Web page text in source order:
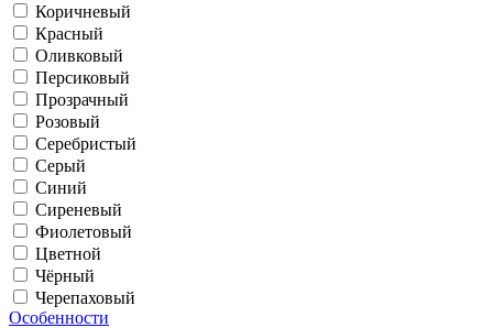
Коричневый
Красный
Оливковый
Персиковый
Прозрачный
Розовый
Серебристый
Серый
Синий
Сиреневый
Фиолетовый
Цветной
Чёрный
Черепаховый
Особенности